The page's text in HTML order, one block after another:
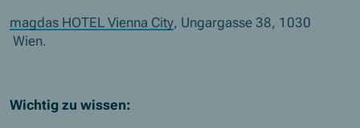
magdas HOTEL Vienna City, Ungargasse 38, 1030
Wien.
Wichtig zu wissen: